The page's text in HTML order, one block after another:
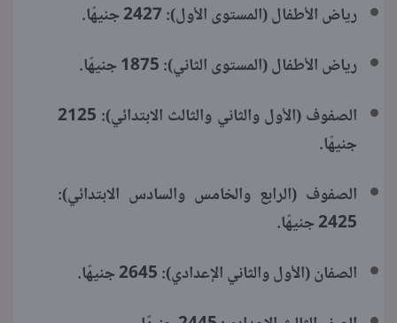
رياض الأطفال (المستوى الأول): 2427 جنيهًا.
رياض الأطفال (المستوى الثاني): 1875 جنيهًا.
الصفوف (الأول والثاني والثالث الابتدائي): 2125
جنيهًا.
الصفوف (الرابع والخامس والسادس الابتدائي):
2425 جنيهًا.
الصفان (الأول والثاني الإعدادي): 2645 جنيهًا.